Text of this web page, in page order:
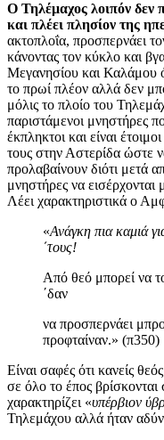
Ο Τηλέμαχος λοιπόν δεν
και πλέει πλησίον της
ακτοπλοΐα, προσπερνάει
κάνοντας τον κύκλο και
Μεγανησίου και Καλάμου
το πρωί πλέον αλλά δεν
μόλις το πλοίο του
παριστάμενοι μνηστήρες
έκπληκτοι και είναι
τους στην Αστερίδα ώστε
προλαβαίνουν διότι μετά
μνηστήρες να εισέρχονται
Λέει χαρακτηριστικά ο
«Ανάγκη πια καμιά
΄τους!
Από θεό μπορεί να
΄δαν
να προσπερνάει
προφταίναν.» (π350)
Είναι σαφές ότι κανείς
σε όλο το έπος
χαρακτηρίζει «υπέρβιον
Τηλεμάχου αλλά ήταν